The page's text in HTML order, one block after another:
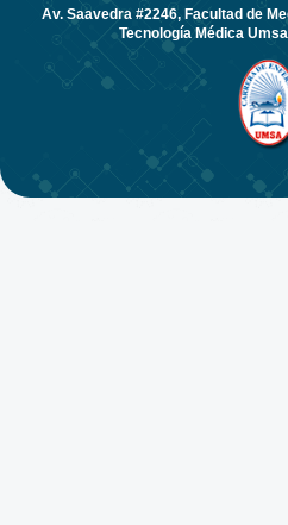
Av. Saavedra #2246, Facultad de
Tecnología Médica